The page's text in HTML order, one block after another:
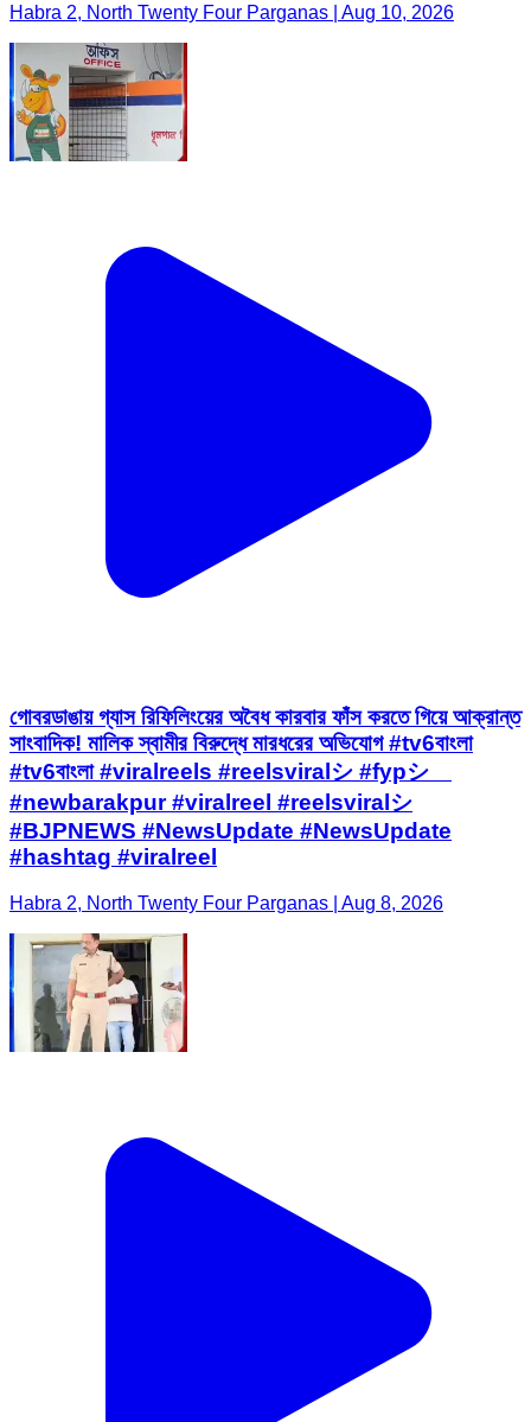
Habra 2, North Twenty Four Parganas | Aug 10, 2026
গোবরডাঙায় গ্যাস রিফিলিংয়ের অবৈধ কারবার ফাঁস করতে গিয়ে আক্রান্ত
সাংবাদিক! মালিক স্বামীর বিরুদ্ধে মারধরের অভিযোগ #tv6বাংলা
#tv6বাংলা #viralreels #reelsviralシ #fypシ゚
#newbarakpur #viralreel #reelsviralシ
#BJPNEWS #NewsUpdate #NewsUpdate
#hashtag #viralreel
Habra 2, North Twenty Four Parganas | Aug 8, 2026